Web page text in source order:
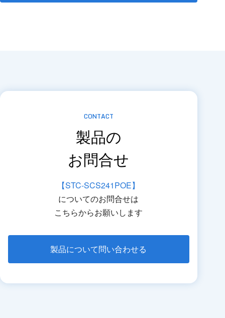
CONTACT
製品の
お問合せ
【STC-SCS241POE】
についてのお問合せは
こちらからお願いします
製品について問い合わせる